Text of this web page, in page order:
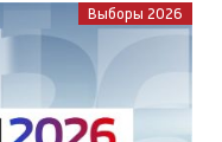
Выборы 2026